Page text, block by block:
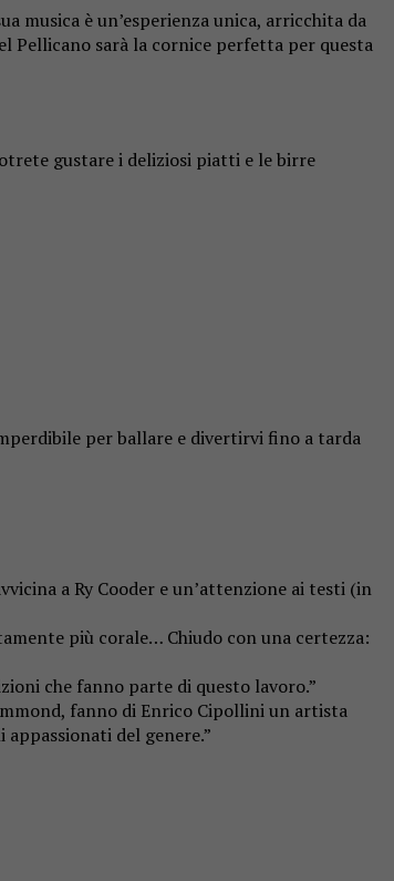
musica è un’esperienza unica, arricchita da
Pellicano sarà la cornice perfetta per questa
gustare i deliziosi piatti e le birre
per ballare e divertirvi fino a tarda
a Ry Cooder e un’attenzione ai testi (in
più corale… Chiudo con una certezza:
che fanno parte di questo lavoro.”
fanno di Enrico Cipollini un artista
del genere.”